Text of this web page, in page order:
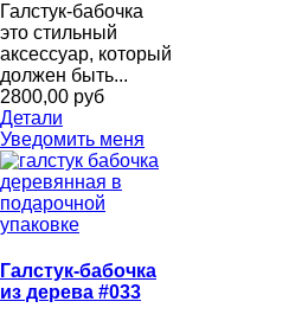
Галстук-бабочка
это стильный
аксессуар, который
должен быть...
2800,00 руб
Детали
Уведомить меня
Галстук-бабочка
из дерева #033